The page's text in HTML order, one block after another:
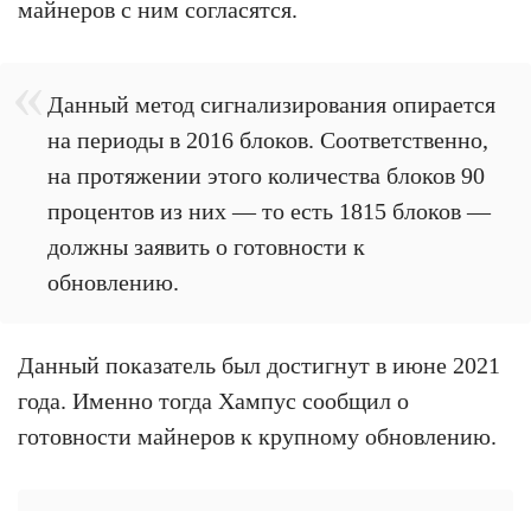
майнеров с ним согласятся.
Данный метод сигнализирования опирается
на периоды в 2016 блоков. Соответственно,
на протяжении этого количества блоков 90
процентов из них — то есть 1815 блоков —
должны заявить о готовности к
обновлению.
Данный показатель был достигнут в июне 2021
года. Именно тогда Хампус сообщил о
готовности майнеров к крупному обновлению.